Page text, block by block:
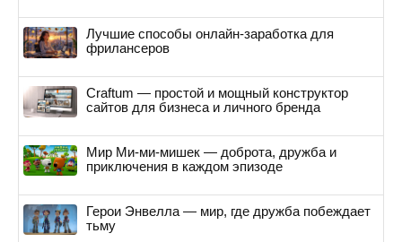
Лучшие способы онлайн-заработка для
фрилансеров
Craftum — простой и мощный конструктор
сайтов для бизнеса и личного бренда
Мир Ми-ми-мишек — доброта, дружба и
приключения в каждом эпизоде
Герои Энвелла — мир, где дружба побеждает
тьму